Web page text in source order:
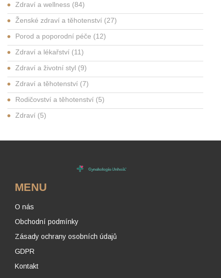
Zdraví a wellness (84)
Ženské zdraví a těhotenství (27)
Porod a poporodní péče (12)
Zdraví a lékařství (11)
Zdraví a životní styl (9)
Zdraví a těhotenství (7)
Rodičovství a těhotenství (5)
Zdraví (5)
MENU
O nás
Obchodní podmínky
Zásady ochrany osobních údajů
GDPR
Kontakt